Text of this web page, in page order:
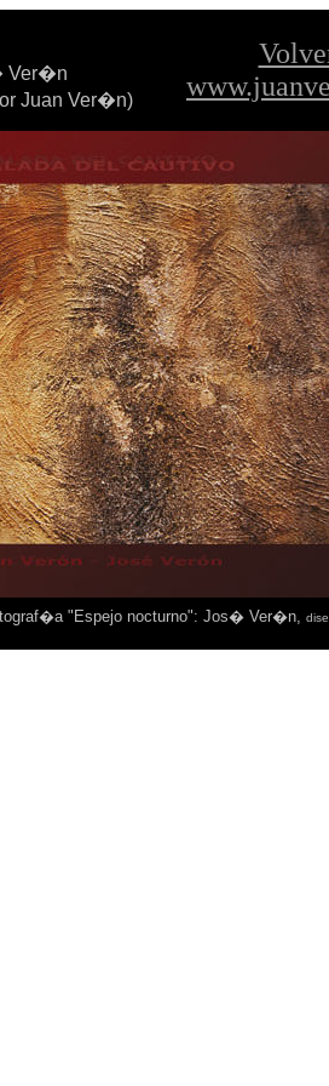
Ver�n
Juan Ver�n)
"Espejo nocturno": Jos� Ver�n,